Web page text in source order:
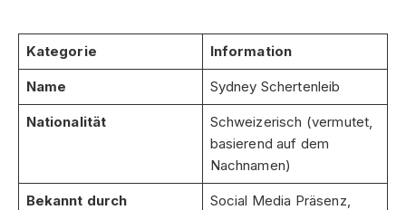
Kategorie Information
Name Sydney Schertenleib
Nationalität
Schweizerisch (vermutet,
basierend auf dem
Nachnamen)
Bekannt durch
Social Media Präsenz,